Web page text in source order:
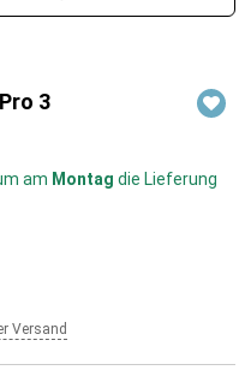
3
am Montag die Lieferung
Versand